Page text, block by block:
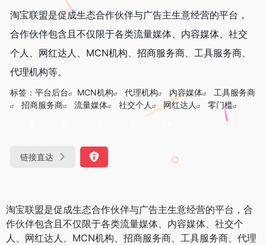
淘宝联盟是促成生态合作伙伴与广告主生意经营的平台，
合作伙伴包含且不仅限于各类流量媒体、内容媒体、社交
个人、网红达人、MCN机构、招商服务商、工具服务商、
代理机构等。
标签： 平台后台 MCN机构 代理机构 内容媒体
工具服务商
招商服务商
流量媒体 社交个人 网红达人
零门槛
链接直达
淘宝联盟是促成生态合作伙伴与广告主生意经营的平台，合
作伙伴包含且不仅限于各类流量媒体、内容媒体、社交个
人、网红达人、MCN机构、招商服务商、工具服务商、代理